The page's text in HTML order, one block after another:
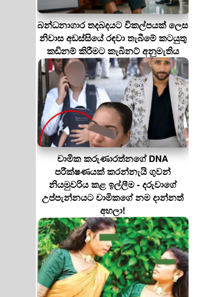
බන්ධනාගාර තදබදයට විකල්පයක් ලෙස
නිවාස අඩස්සියේ රඳවා තැබීමේ කටයුතු
කඩිනම් කිරීමට කැබිනට් අනුමැතිය
චාමික කරුණාරත්නගේ DNA
පරීක්ෂණයක් කරන්නැයි ගුවන්
නියමුවරිය කළ ඉල්ලීම - දරුවාගේ
උප්පැන්නයට චාමිකගේ නම දාන්නත්
අහලා!